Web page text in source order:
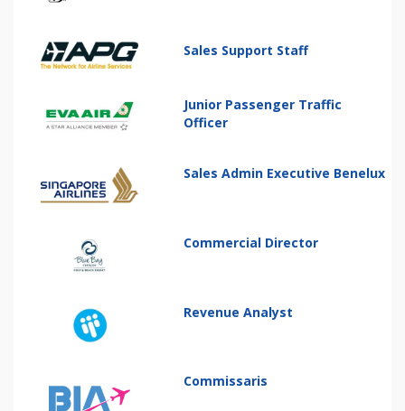
Sales Support Staff
Junior Passenger Traffic
Officer
Sales Admin Executive Benelux
Commercial Director
Revenue Analyst
Commissaris